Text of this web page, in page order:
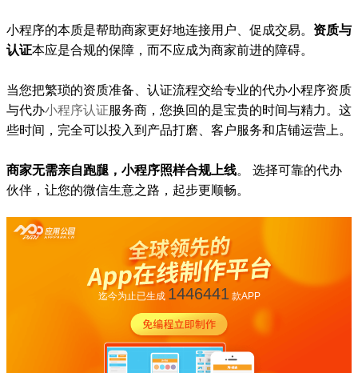
小程序的本质是帮助商家更好地连接用户、促成交易。 资质与
认证本应是合规的保障，而不应成为商家前进的障碍。
当您把繁琐的资质准备、认证流程交给专业的代办小程序资质
与代办小程序认证服务商，您换回的是宝贵的时间与精力。这
些时间，完全可以投入到产品打磨、客户服务和店铺运营上。
商家无需亲自跑腿，小程序照样合规上线。 选择可靠的代办
伙伴，让您的微信生意之路，起步更顺畅。
迄今为止已生成 1446441款APP